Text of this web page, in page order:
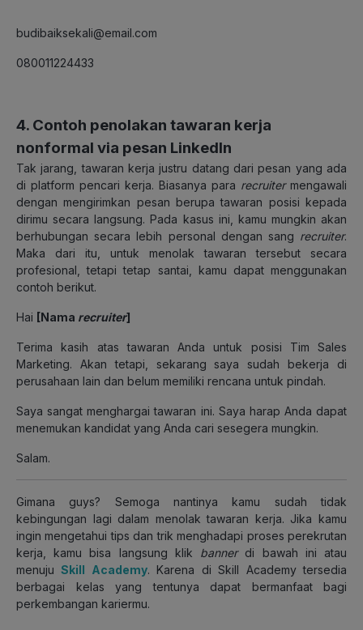
budibaiksekali@email.com
080011224433
4. Contoh penolakan tawaran kerja
nonformal via pesan LinkedIn
Tak jarang, tawaran kerja justru datang dari pesan yang ada
di platform pencari kerja. Biasanya para recruitermengawali
dengan mengirimkan pesan berupa tawaran posisi kepada
dirimu secara langsung. Pada kasus ini, kamu mungkin akan
berhubungan secara lebih personal dengan sang recruiter.
Maka dari itu, untuk menolak tawaran tersebut secara
profesional, tetapi tetap santai, kamu dapat menggunakan
contoh berikut.
Hai [Nama recruiter]
Terima kasih atas tawaran Anda untuk posisi Tim Sales
Marketing. Akan tetapi, sekarang saya sudah bekerja di
perusahaan lain dan belum memiliki rencana untuk pindah.
Saya sangat menghargai tawaran ini. Saya harap Anda dapat
menemukan kandidat yang Anda cari sesegera mungkin.
Salam.
Gimana guys? Semoga nantinya kamu sudah tidak
kebingungan lagi dalam menolak tawaran kerja. Jika kamu
ingin mengetahui tips dan trik menghadapi proses perekrutan
kerja, kamu bisa langsung klik bannerdi bawah ini atau
menujuSkill Academy. Karena di Skill Academy tersedia
berbagai kelas yang tentunya dapat bermanfaat bagi
perkembangan kariermu.